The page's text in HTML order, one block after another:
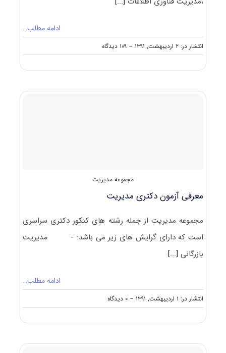
ادامه مطلب…
انتشار در: ۲ اردیبهشت, ۱۳۹۱ -- ۱۰۹ دیدگاه
on
دانلود
دکتری
مجموعه مدیریت
معرفی آزمون دکتری مدیریت
مجموعه مدیریت از جمله رشته های کنکور دکتری سراسری
است که دارای گرایش های زیر می باشد: - مدیریت
بازرگانی[...]
ادامه مطلب…
انتشار در: ۱ اردیبهشت, ۱۳۹۱ -- ۰ دیدگاه
on
معرفی